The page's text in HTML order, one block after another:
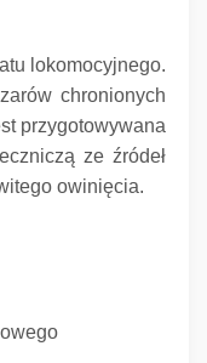
lokomocyjnego.
chronionych
przygotowywana
ze źródeł
owinięcia.